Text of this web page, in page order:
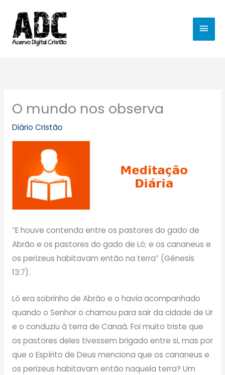
para
conteúdo
O mundo nos observa
Diário Cristão
“E houve contenda entre os pastores do gado de
Abrão e os pastores do gado de Ló; e os cananeus e
os perizeus habitavam então na terra” (Gênesis
13:7).
Ló era sobrinho de Abrão e o havia acompanhado
quando o Senhor o chamou para sair da cidade de Ur
e o conduziu à terra de Canaã. Foi muito triste que
os pastores deles tivessem brigado entre si, mas por
que o Espírito de Deus menciona que os cananeus e
os perizeus habitavam então naquela terra? Um